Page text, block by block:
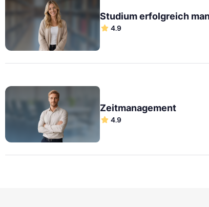
Studium erfolgreich
4.9
Zeitmanagement
4.9